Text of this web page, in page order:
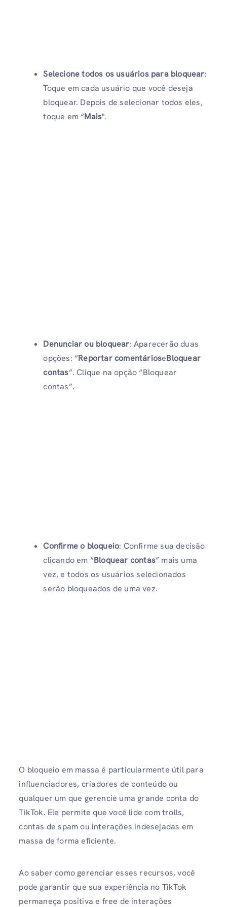
Selecione todos os usuários para bloquear:
Toque em cada usuário que você deseja
bloquear. Depois de selecionar todos eles,
toque em “Mais".
Denunciar ou bloquear: Aparecerão duas
opções: “Reportar comentárioseBloquear
contas”. Clique na opção “Bloquear
contas”.
Confirme o bloqueio: Confirme sua decisão
clicando em “Bloquear contas” mais uma
vez, e todos os usuários selecionados
serão bloqueados de uma vez.
O bloqueio em massa é particularmente útil para
influenciadores, criadores de conteúdo ou
qualquer um que gerencie uma grande conta do
TikTok. Ele permite que você lide com trolls,
contas de spam ou interações indesejadas em
massa de forma eficiente.
Ao saber como gerenciar esses recursos, você
pode garantir que sua experiência no TikTok
permaneça positiva e free de interações